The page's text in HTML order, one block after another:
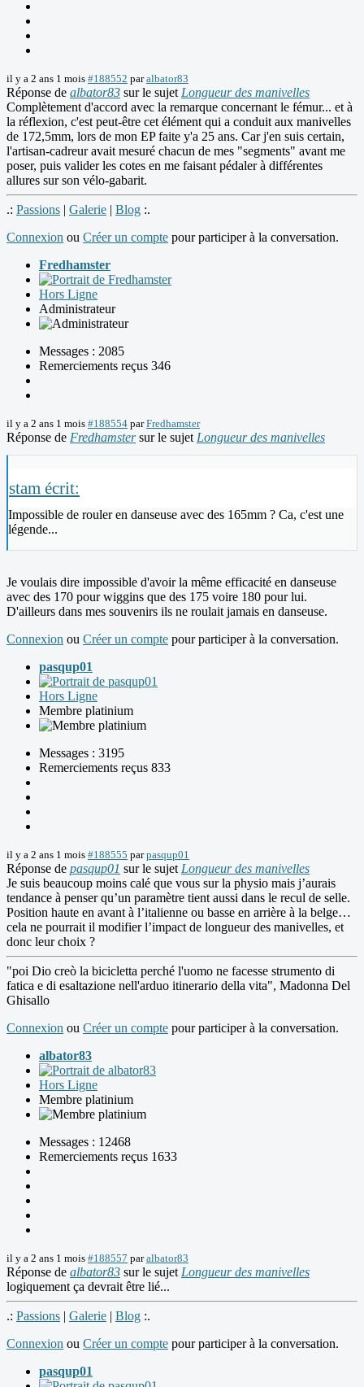
il y a 2 ans 1 mois #188552 paralbator83
Réponse de albator83 sur le sujet Longueur des manivelles
Complètement d'accord avec la remarque concernant le fémur... et à
la réflexion, c'est peut-être cet élément qui a conduit aux manivelles
de 172,5mm, lors de mon EP faite y'a 25 ans. Car j'en suis certain,
l'artisan-cadreur avait mesuré chacun de mes "segments" avant me
poser, puis valider les cotes en me faisant pédaler à différentes
allures sur son vélo-gabarit.
.: Passions | Galerie | Blog :.
Connexion ou Créer un compte pour participer à la conversation.
Fredhamster
Hors Ligne
Administrateur
Messages : 2085
Remerciements reçus 346
il y a 2 ans 1 mois #188554 parFredhamster
Réponse de Fredhamstersur le sujet Longueur des manivelles
stam écrit:
Impossible de rouler en danseuse avec des 165mm ? Ca, c'est une
légende...
Je voulais dire impossible d'avoir la même efficacité en danseuse
avec des 170 pour wiggins que des 175 voire 180 pour lui.
D'ailleurs dans mes souvenirs ils ne roulait jamais en danseuse.
Connexion ou Créer un compte pour participer à la conversation.
pasqup01
Hors Ligne
Membre platinium
Messages : 3195
Remerciements reçus 833
il y a 2 ans 1 mois #188555 parpasqup01
Réponse de pasqup01 sur le sujet Longueur des manivelles
Je suis beaucoup moins calé que vous sur la physio mais j’aurais
tendance à penser qu’un paramètre tient aussi dans le recul de selle.
Position haute en avant à l’italienne ou basse en arrière à la belge…
cela ne pourrait il modifier l’impact de longueur des manivelles, et
donc leur choix ?
"poi Dio creò la bicicletta perché l'uomo ne facesse strumento di
fatica e di esaltazione nell'arduo itinerario della vita", Madonna Del
Ghisallo
Connexion ou Créer un compte pour participer à la conversation.
albator83
Hors Ligne
Membre platinium
Messages : 12468
Remerciements reçus 1633
il y a 2 ans 1 mois #188557 paralbator83
Réponse de albator83 sur le sujet Longueur des manivelles
logiquement ça devrait être lié...
.: Passions | Galerie | Blog :.
Connexion ou Créer un compte pour participer à la conversation.
pasqup01